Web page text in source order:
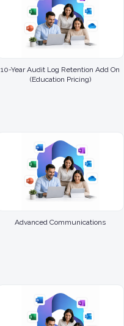
10-Year Audit Log Retention Add On
(Education Pricing)
Advanced Communications